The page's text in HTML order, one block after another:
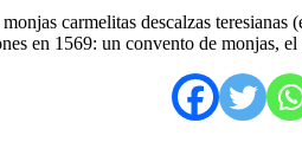
carmelitas descalzas
en 1569: un convento de monjas,